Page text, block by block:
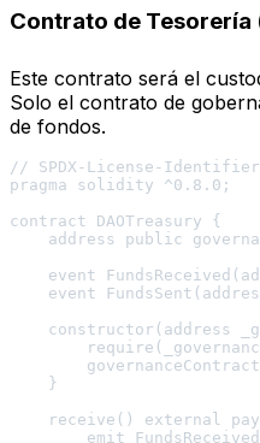
Contrato de Tesorería
Este contrato será el
Solo el contrato de
de fondos.
// SPDX-License-
pragma solidity ^0.8.0;
contract DAOTreasury {
address public
event
event
constructor(address
    }
receive() external
emit